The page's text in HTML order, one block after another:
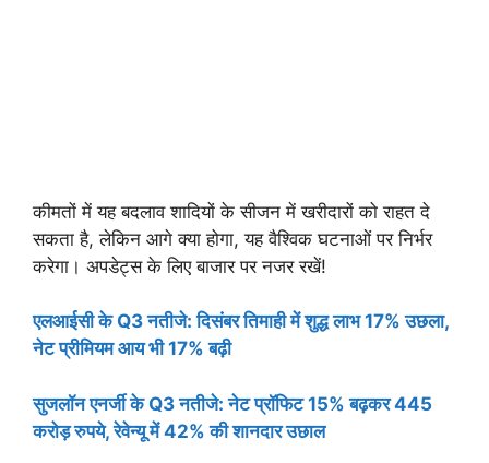
कीमतों में यह बदलाव शादियों के सीजन में खरीदारों को राहत दे
सकता है, लेकिन आगे क्या होगा, यह वैश्विक घटनाओं पर निर्भर
करेगा। अपडेट्स के लिए बाजार पर नजर रखें!
एलआईसी के Q3 नतीजे: दिसंबर तिमाही में शुद्ध लाभ 17% उछला,
नेट प्रीमियम आय भी 17% बढ़ी
सुजलॉन एनर्जी के Q3 नतीजे: नेट प्रॉफिट 15% बढ़कर 445
करोड़ रुपये, रेवेन्यू में 42% की शानदार उछाल